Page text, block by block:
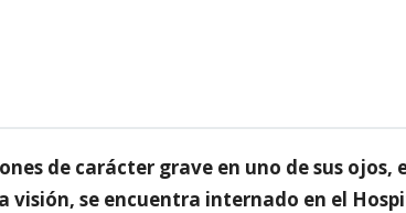
de carácter grave en uno de sus ojos,
visión, se encuentra internado en el